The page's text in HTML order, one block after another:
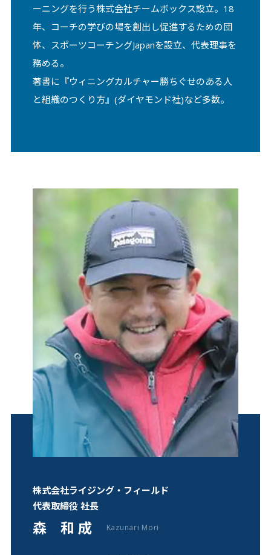
ーニングを⾏う株式会社チームボックス設⽴。18
年、コーチの学びの場を創出し促進するための団
体、スポーツコーチングJapanを設⽴、代表理事を
務める。
著書に『ウィニングカルチャー勝ちぐせのある⼈
と組織のつくり⽅』(ダイヤモンド社)など多数。
株式会社ライジング・フィールド
代表取締役 社⻑
森 和 成 Kazunari Mori